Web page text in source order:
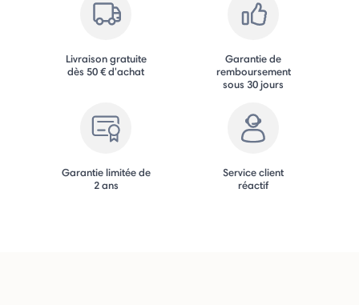
Livraison gratuite
dès 50 € d'achat
Garantie de
remboursement
sous 30 jours
Garantie limitée de
2 ans
Service client
réactif